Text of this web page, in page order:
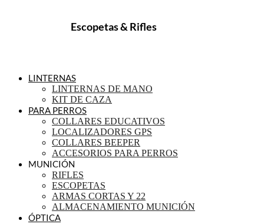
Escopetas & Rifles
LINTERNAS
LINTERNAS DE MANO
KIT DE CAZA
PARA PERROS
COLLARES EDUCATIVOS
LOCALIZADORES GPS
COLLARES BEEPER
ACCESORIOS PARA PERROS
MUNICIÓN
RIFLES
ESCOPETAS
ARMAS CORTAS Y 22
ALMACENAMIENTO MUNICIÓN
ÓPTICA